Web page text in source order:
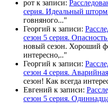
рот к записи:
серия. Идеальный шторм
говняного..."
Георгий к записи:
сезон 5 серия.
новый сезон. Хороший
интересно,.."
Георгий к записи:
сезон 4 серия.
сезон! Как всегда
Евгений к записи:
сезон 5 серия.